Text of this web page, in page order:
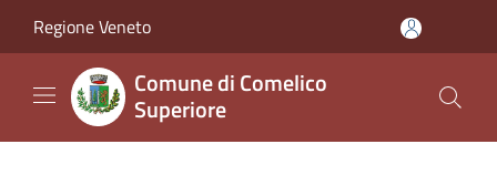
Regione Veneto
Comune di Comelico
Superiore